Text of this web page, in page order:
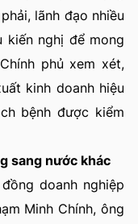
lãnh đạo nhiều
kiến nghị để mong
phủ xem xét,
kinh doanh hiệu
bệnh được kiểm
sang nước khác
doanh nghiệp
Minh Chính, ông